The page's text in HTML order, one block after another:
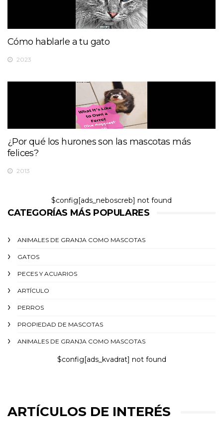
Cómo hablarle a tu gato
2023
¿Por qué los hurones son las mascotas más
felices?
2013
$config[ads_neboscreb] not found
CATEGORÍAS MÁS POPULARES
ANIMALES DE GRANJA COMO MASCOTAS
GATOS
PECES Y ACUARIOS
ARTÍCULO
PERROS
PROPIEDAD DE MASCOTAS
ANIMALES DE GRANJA COMO MASCOTAS
$config[ads_kvadrat] not found
ARTÍCULOS DE INTERÉS